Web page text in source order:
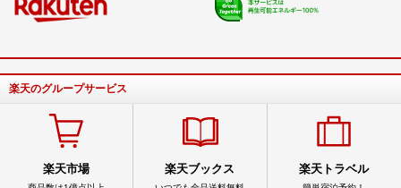
楽天のグループサービス
楽天市場 楽天ブックス 楽天トラベル